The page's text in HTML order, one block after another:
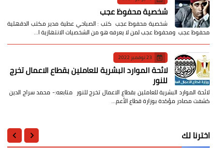
شخصية محفوظ عجب
شخصية محفوظ عجب كتب : الصباحي عطية مدير مكتب الدقهلية
محفوظ عجب ومحفوظ عجب لمن لا يعرفه هو من الشخصيات الانتهازية ا…
23 نوفمبر 2022
لائحة الموارد البشرية للعاملين بقطاع الاعمال تخرج
للنور
لائحة الموارد البشرية للعاملين بقطاع الاعمال تخرج للنور متابعه:- محمد سراج الدين
كشفت مصادر مؤكدة بوزارة قطاع الأعم…
اخترنا لك